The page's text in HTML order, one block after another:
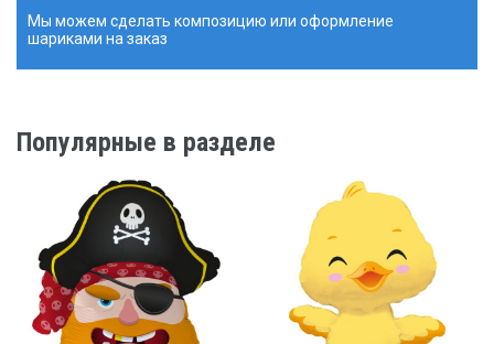
Мы можем сделать композицию или оформление
шариками на заказ
Популярные в разделе